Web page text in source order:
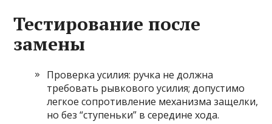
Тестирование после
замены
Проверка усилия: ручка не должна
требовать рывкового усилия; допустимо
легкое сопротивление механизма защелки,
но без “ступеньки” в середине хода.